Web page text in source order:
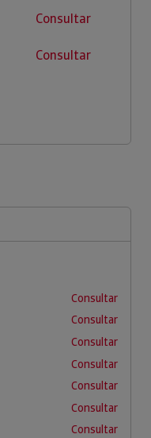
Consultar
Consultar
Consultar
Consultar
Consultar
Consultar
Consultar
Consultar
Consultar